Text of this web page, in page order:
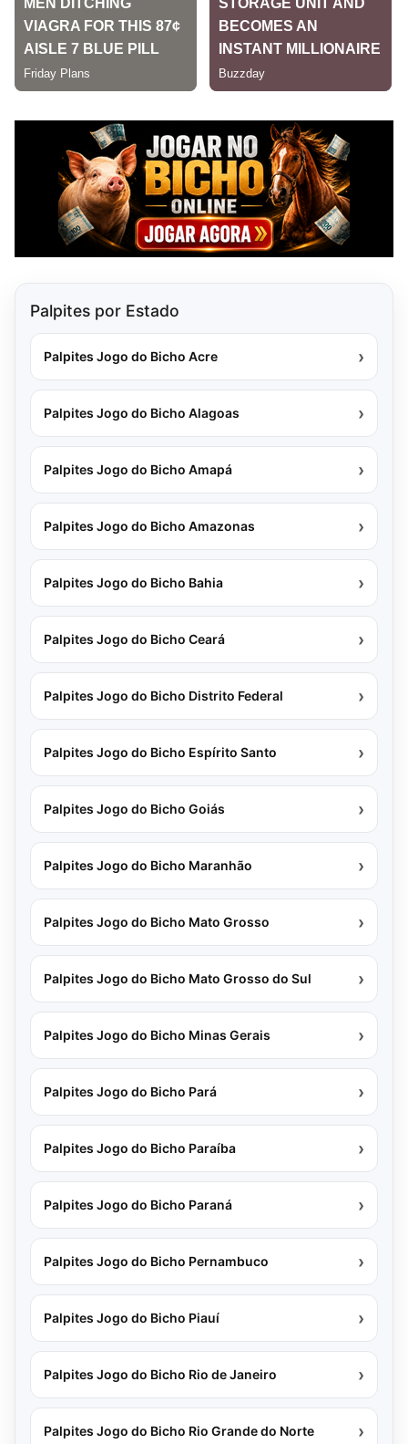
Palpites por Estado
Palpites Jogo do Bicho Acre ›
Palpites Jogo do Bicho Alagoas ›
Palpites Jogo do Bicho Amapá ›
Palpites Jogo do Bicho Amazonas ›
Palpites Jogo do Bicho Bahia ›
Palpites Jogo do Bicho Ceará ›
Palpites Jogo do Bicho Distrito Federal ›
Palpites Jogo do Bicho Espírito Santo ›
Palpites Jogo do Bicho Goiás ›
Palpites Jogo do Bicho Maranhão ›
Palpites Jogo do Bicho Mato Grosso ›
Palpites Jogo do Bicho Mato Grosso do Sul ›
Palpites Jogo do Bicho Minas Gerais ›
Palpites Jogo do Bicho Pará ›
Palpites Jogo do Bicho Paraíba ›
Palpites Jogo do Bicho Paraná ›
Palpites Jogo do Bicho Pernambuco ›
Palpites Jogo do Bicho Piauí ›
Palpites Jogo do Bicho Rio de Janeiro ›
Palpites Jogo do Bicho Rio Grande do Norte ›